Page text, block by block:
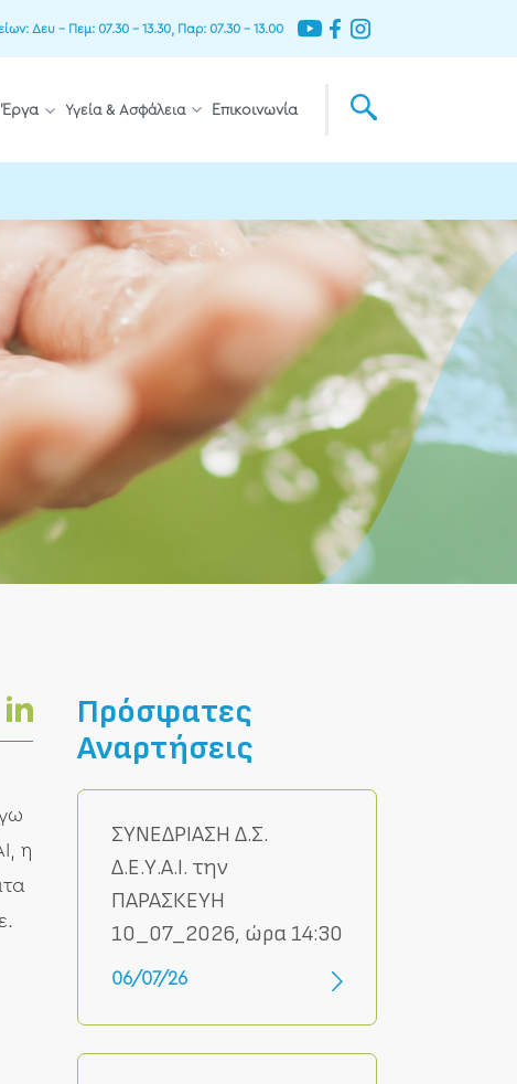
Δευ – Πεμ: 07.30 – 13.30, Παρ: 07.30 – 13.00
Έργα Υγεία & Ασφάλεια Επικοινωνία
η
Πρόσφατες
Αναρτήσεις
ΣΥΝΕΔΡΙΑΣΗ Δ.Σ.
Δ.Ε.Υ.Α.Ι. την
ΠΑΡΑΣΚΕΥΗ
10_07_2026, ώρα 14:30
06/07/26